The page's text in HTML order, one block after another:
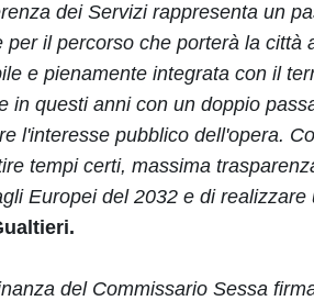
dei Servizi rappresenta un
per il percorso che porterà la
e pienamente integrata con il
in questi anni con un doppio
l'interesse pubblico dell'opera.
tempi certi, massima
Europei del 2032 e di
del Commissario Sessa